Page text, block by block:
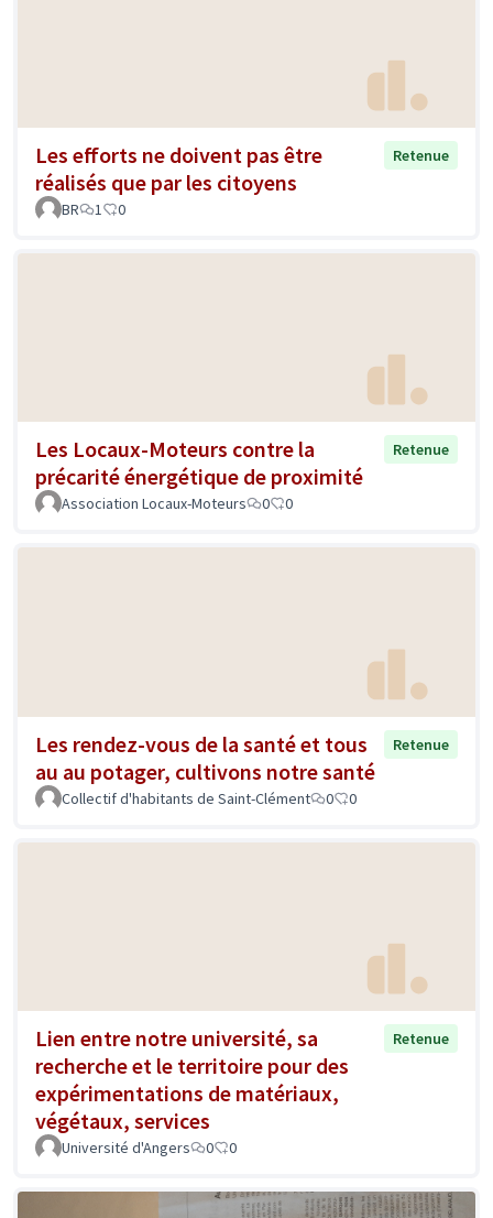
Les efforts ne doivent pas être
réalisés que par les citoyens
Retenue
BR 1 0
Les Locaux-Moteurs contre la
précarité énergétique de proximité
Retenue
Association Locaux-Moteurs 0 0
Les rendez-vous de la santé et tous
au au potager, cultivons notre santé
Retenue
Collectif d'habitants de Saint-Clément 0 0
Lien entre notre université, sa
recherche et le territoire pour des
expérimentations de matériaux,
végétaux, services
Retenue
Université d'Angers 0 0